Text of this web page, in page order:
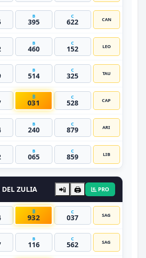
B
395
C
622 CAN
B
460
C
152 LEO
B
514
C
325 TAU
B
031
C
528 CAP
B
240
C
879 ARI
B
065
C
859 LIB
DEL ZULIA 📲 🖨️ PRO
B
932
C
037 SAG
B
116
C
562 SAG